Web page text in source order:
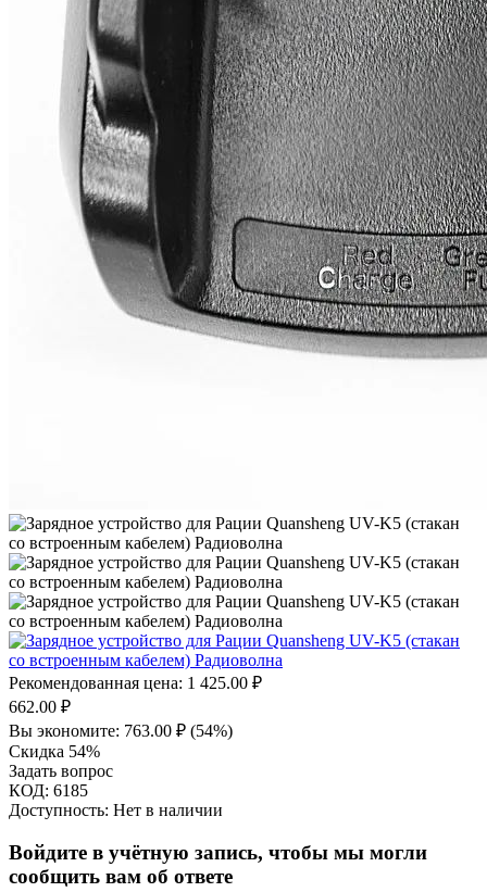
Рекомендованная цена: 1 425.00 ₽
662.00 ₽
Вы экономите: 763.00 ₽ (54%)
Скидка 54%
Задать вопрос
КОД: 6185
Доступность: Нет в наличии
Войдите в учётную запись, чтобы мы могли
сообщить вам об ответе